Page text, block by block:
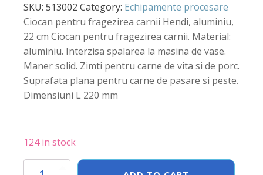
SKU: 513002 Category: Echipamente procesare
Ciocan pentru fragezirea carnii Hendi, aluminiu,
22 cm Ciocan pentru fragezirea carnii. Material:
aluminiu. Interzisa spalarea la masina de vase.
Maner solid. Zimti pentru carne de vita si de porc.
Suprafata plana pentru carne de pasare si peste.
Dimensiuni L 220 mm
124 in stock
Ciocan